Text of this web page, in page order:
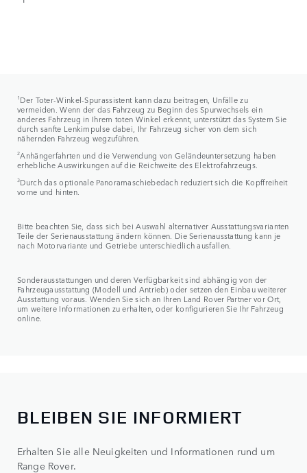
1 Der Toter-Winkel-Spurassistent kann dazu beitragen, Unfälle zu
vermeiden. Wenn der das Fahrzeug zu Beginn des Spurwechsels ein
anderes Fahrzeug in Ihrem toten Winkel erkennt, unterstützt das System Sie
durch sanfte Lenkimpulse dabei, Ihr Fahrzeug sicher von dem sich
nähernden Fahrzeug wegzuführen.
2Anhängerfahrten und die Verwendung von Geländeuntersetzung haben
erhebliche Auswirkungen auf die Reichweite des Elektrofahrzeugs.
3Durch das optionale Panoramaschiebedach reduziert sich die Kopffreiheit
vorne und hinten.
Bitte beachten Sie, dass sich bei Auswahl alternativer Ausstattungsvarianten
Teile der Serienausstattung ändern können. Die Serienausstattung kann je
nach Motorvariante und Getriebe unterschiedlich ausfallen.
Sonderausstattungen und deren Verfügbarkeit sind abhängig von der
Fahrzeugausstattung (Modell und Antrieb) oder setzen den Einbau weiterer
Ausstattung voraus. Wenden Sie sich an Ihren Land Rover Partner vor Ort,
um weitere Informationen zu erhalten, oder konfigurieren Sie Ihr Fahrzeug
online.
BLEIBEN SIE INFORMIERT
Erhalten Sie alle Neuigkeiten und Informationen rund um
Range Rover.